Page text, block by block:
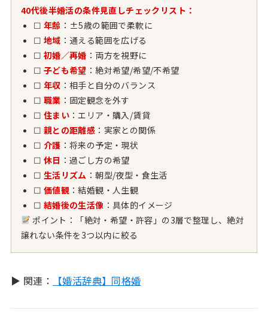
40代後半婚活の条件見直しチェックリスト：
☐ 年齢 ：±5歳の範囲で柔軟に
☐ 地域 ：通える範囲を広げる
☐ 初婚／再婚 ：両方を視野に
☐ 子ども希望 ：絶対希望/希望/不希望
☐ 年収 ：相手と自分のバランス
☐ 職業 ：固定観念を外す
☐ 住まい：エリア・購入/賃貸
☐ 親との距離感 ：実家との関係
☐ 介護 ：将来の予定・現状
☐ 休日 ：過ごし方の希望
☐ 生活リズム ：朝型/夜型・食生活
☐ 価値観：結婚観・人生観
☐ 結婚後の生活像 ：具体的イメージ
ポイント：「絶対・希望・許容」の3層で整理し、絶対
譲れない条件を3つ以内に絞る
▶ 関連： 【婚活辞典】同格婚